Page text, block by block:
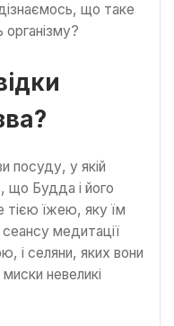
що таке
організму?
посуду, у якій
що Будда і його
тією їжею, яку їм
медитації
і селяни, яких вони
невеликі